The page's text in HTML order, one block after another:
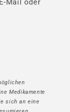
Mail oder
Medikamente
sich an eine